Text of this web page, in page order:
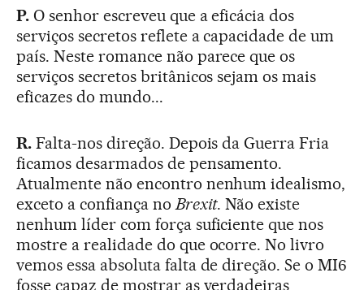
P. O senhor escreveu que a eficácia dos
serviços secretos reflete a capacidade de um
país. Neste romance não parece que os
serviços secretos britânicos sejam os mais
eficazes do mundo...
R. Falta-nos direção. Depois da Guerra Fria
ficamos desarmados de pensamento.
Atualmente não encontro nenhum idealismo,
exceto a confiança noBrexit. Não existe
nenhum líder com força suficiente que nos
mostre a realidade do que ocorre. No livro
vemos essa absoluta falta de direção. Se o MI6
fosse capaz de mostrar as verdadeiras